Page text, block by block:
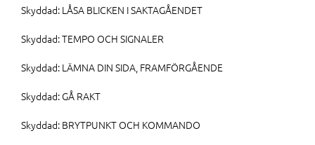
Skyddad: LÅSA BLICKEN I SAKTAGÅENDET
Skyddad: TEMPO OCH SIGNALER
Skyddad: LÄMNA DIN SIDA, FRAMFÖRGÅENDE
Skyddad: GÅ RAKT
Skyddad: BRYTPUNKT OCH KOMMANDO